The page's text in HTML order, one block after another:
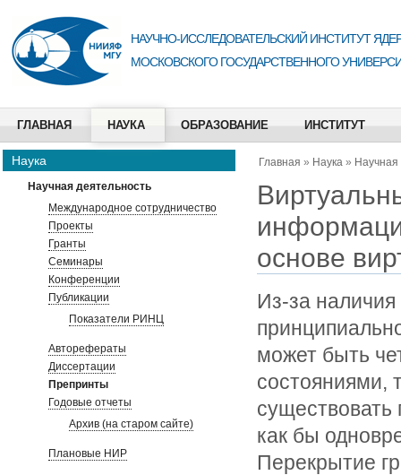
НАУЧНО-ИССЛЕДОВАТЕЛЬСКИЙ ИНСТИТУТ
МОСКОВСКОГО ГОСУДАРСТВЕННОГО
ГЛАВНАЯ НАУКА ОБРАЗОВАНИЕ ИНСТИТУТ
Наука
Научная деятельность
Международное сотрудничество
Проекты
Гранты
Семинары
Конференции
Публикации
Показатели РИНЦ
Авторефераты
Диссертации
Препринты
Годовые отчеты
Архив (на старом сайте)
Плановые НИР
Главная » Наука » Научная
основе
Из-за
может быть
состояниями,
существовать
как бы
Перекрытие